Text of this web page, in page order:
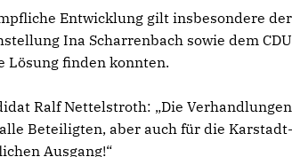
Entwicklung gilt insbesondere
Ina Scharrenbach sowie dem
Lösung finden konnten.
Ralf Nettelstroth: „Die
Beteiligten, aber auch für die
Ausgang!“